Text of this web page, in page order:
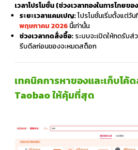
เวลาโปรโมชั่น (ช่วงเวลาทองในการโกยขอ
ระยะเวลาแคมเปญ:โปรโมชั่นเริ่มตั้งแต่วัน
พฤษภาคม 2026นี้เท่านั้น
ช่วงเวลากดสั่งซื้อ: ระบบจะเปิดให้กดรับส่
รีบดีลก่อนของจะหมดสต็อก
เทคนิคการหาของและเก็บโค้
Taobao ให้คุ้มที่สุด